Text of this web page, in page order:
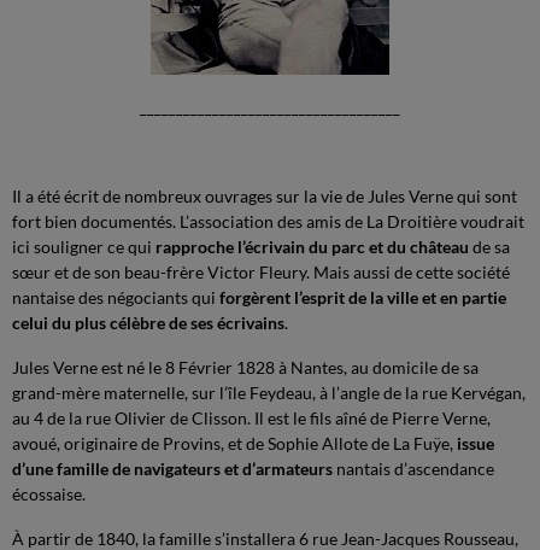
Il a été écrit de nombreux ouvrages sur la vie de Jules Verne qui sont
fort bien documentés. L’association des amis de La Droitière voudrait
ici souligner ce qui rapproche l’écrivain du parc et du château de sa
sœur et de son beau-frère Victor Fleury. Mais aussi de cette société
nantaise des négociants qui forgèrent l’esprit de la ville et en partie
celui du plus célèbre de ses écrivains.
Jules Verne est né le 8 Février 1828 à Nantes, au domicile de sa
grand-mère maternelle, sur l’île Feydeau, à l’angle de la rue Kervégan,
au 4 de la rue Olivier de Clisson. Il est le fils aîné de Pierre Verne,
avoué, originaire de Provins, et de Sophie Allote de La Fuÿe, issue
d’une famille de navigateurs et d’armateurs nantais d’ascendance
écossaise.
À partir de 1840, la famille s’installera 6 rue Jean-Jacques Rousseau,